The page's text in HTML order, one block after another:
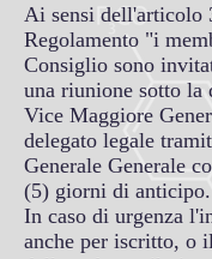
Ai sensi dell'articolo
Regolamento "i
Consiglio sono
una riunione sotto la
Vice Maggiore
delegato legale
Generale Generale
(5) giorni di anticipo.
In caso di urgenza
anche per iscritto, o